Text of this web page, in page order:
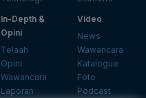
In-Depth &
Opini
Telaah
Opini
Wawancara
Laporan
Video
News
Wawancara
Katalogue
Foto
Podcast